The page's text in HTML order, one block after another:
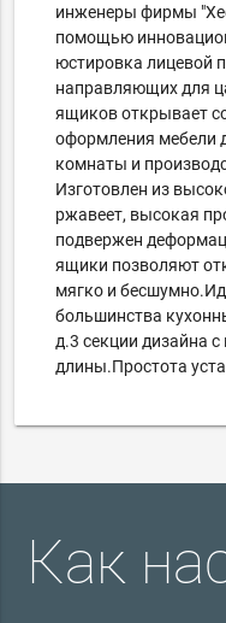
инженеры фирмы
помощью
юстировка лицевой
направляющих для
ящиков открывает
оформления мебели
комнаты и
Изготовлен из
ржавеет, высокая
подвержен
ящики позволяют
мягко и
большинства
д.3 секции дизайна
длины.Простота
Как